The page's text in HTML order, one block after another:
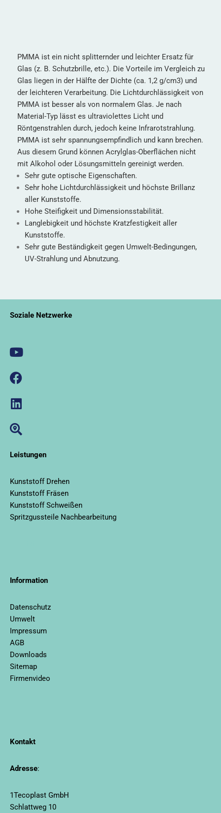
PMMA ist ein nicht splitternder und leichter Ersatz für
Glas (z. B. Schutzbrille, etc.). Die Vorteile im Vergleich zu
Glas liegen in der Hälfte der Dichte (ca. 1,2 g/cm3) und
der leichteren Verarbeitung. Die Lichtdurchlässigkeit von
PMMA ist besser als von normalem Glas. Je nach
Material-Typ lässt es ultraviolettes Licht und
Röntgenstrahlen durch, jedoch keine Infrarotstrahlung.
PMMA ist sehr spannungsempfindlich und kann brechen.
Aus diesem Grund können Acrylglas-Oberflächen nicht
mit Alkohol oder Lösungsmitteln gereinigt werden.
Sehr gute optische Eigenschaften.
Sehr hohe Lichtdurchlässigkeit und höchste Brillanz
aller Kunststoffe.
Hohe Steifigkeit und Dimensionsstabilität.
Langlebigkeit und höchste Kratzfestigkeit aller
Kunststoffe.
Sehr gute Beständigkeit gegen Umwelt-Bedingungen,
UV-Strahlung und Abnutzung.
Soziale Netzwerke
Leistungen
Kunststoff Drehen
Kunststoff Fräsen
Kunststoff Schweißen
Spritzgussteile Nachbearbeitung
Information
Datenschutz
Umwelt
Impressum
AGB
Downloads
Sitemap
Firmenvideo
Kontakt
Adresse:
1Tecoplast GmbH
Schlattweg 10